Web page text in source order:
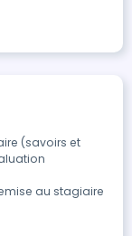
(savoirs et
au stagiaire